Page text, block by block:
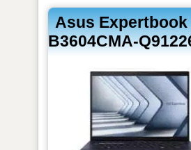
Asus Expertbook
B3604CMA-